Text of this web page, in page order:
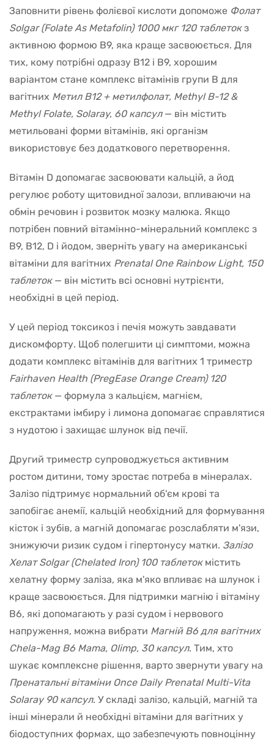
Заповнити рівень фолієвої кислоти допоможе Фолат
Solgar (Folate As Metafolin) 1000 мкг 120 таблетокз
активною формою B9, яка краще засвоюється. Для
тих, кому потрібні одразу B12 і B9, хорошим
варіантом стане комплекс вітамінів групи В для
вагітних Метил В12 + метилфолат, Methyl B-12 &
Methyl Folate, Solaray, 60 капсул— він містить
метильовані форми вітамінів, які організм
використовує без додаткового перетворення.
Вітамін D допомагає засвоювати кальцій, а йод
регулює роботу щитовидної залози, впливаючи на
обмін речовин і розвиток мозку малюка. Якщо
потрібен повний вітамінно-мінеральний комплекс з
B9, B12, D і йодом, зверніть увагу на американські
вітаміни для вагітних Prenatal One Rainbow Light, 150
таблеток— він містить всі основні нутрієнти,
необхідні в цей період.
У цей період токсикоз і печія можуть завдавати
дискомфорту. Щоб полегшити ці симптоми, можна
додати комплекс вітамінів для вагітних 1 триместр
Fairhaven Health (PregEase Orange Cream) 120
таблеток— формула з кальцієм, магнієм,
екстрактами імбиру і лимона допомагає справлятися
з нудотою і захищає шлунок від печії.
Другий триместр супроводжується активним
ростом дитини, тому зростає потреба в мінералах.
Залізо підтримує нормальний об'єм крові та
запобігає анемії, кальцій необхідний для формування
кісток і зубів, а магній допомагає розслабляти м'язи,
знижуючи ризик судом і гіпертонусу матки. Залізо
Хелат Solgar (Chelated Iron) 100 таблетокмістить
хелатну форму заліза, яка м'яко впливає на шлунок і
краще засвоюється. Для підтримки магнію і вітаміну
B6, які допомагають у разі судом і нервового
напруження, можна вибрати Магній В6 для вагітних
Chela-Mag B6 Mama, Olimp, 30 капсул. Тим, хто
шукає комплексне рішення, варто звернути увагу на
Пренатальні вітаміни Once Daily Prenatal Multi-Vita
Solaray 90 капсул. У складі залізо, кальцій, магній та
інші мінерали й необхідні вітаміни для вагітних у
біодоступних формах, що забезпечують повноцінну